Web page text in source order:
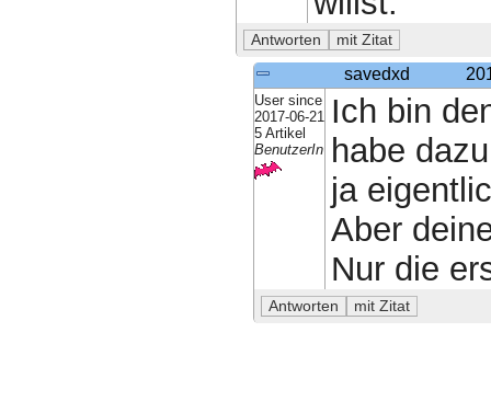
savedxd
User since
2017-06-21
5 Artikel
BenutzerIn
Ich bin
habe
ja
Aber
Nur die